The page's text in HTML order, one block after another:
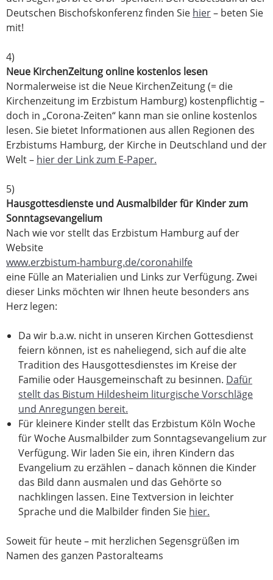
Deutschen Bischofskonferenz finden Sie hier– beten Sie
mit!
4)
Neue KirchenZeitung online kostenlos lesen
Normalerweise ist die Neue KirchenZeitung (= die
Kirchenzeitung im Erzbistum Hamburg) kostenpflichtig –
doch in „Corona-Zeiten“ kann man sie online kostenlos
lesen. Sie bietet Informationen aus allen Regionen des
Erzbistums Hamburg, der Kirche in Deutschland und der
Welt – hier der Link zum E-Paper.
5)
Hausgottesdienste und Ausmalbilder für Kinder zum
Sonntagsevangelium
Nach wie vor stellt das Erzbistum Hamburg auf der
Website
www.erzbistum-hamburg.de/coronahilfe
eine Fülle an Materialien und Links zur Verfügung. Zwei
dieser Links möchten wir Ihnen heute besonders ans
Herz legen:
Da wir b.a.w. nicht in unseren Kirchen Gottesdienst
feiern können, ist es naheliegend, sich auf die alte
Tradition des Hausgottesdienstes im Kreise der
Familie oder Hausgemeinschaft zu besinnen. Dafür
stellt das Bistum Hildesheim liturgische Vorschläge
und Anregungen bereit.
Für kleinere Kinder stellt das Erzbistum Köln Woche
für Woche Ausmalbilder zum Sonntagsevangelium zur
Verfügung. Wir laden Sie ein, ihren Kindern das
Evangelium zu erzählen – danach können die Kinder
das Bild dann ausmalen und das Gehörte so
nachklingen lassen. Eine Textversion in leichter
Sprache und die Malbilder finden Sie hier.
Soweit für heute – mit herzlichen Segensgrüßen im
Namen des ganzen Pastoralteams